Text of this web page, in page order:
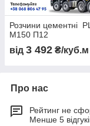
Розчини цементні
М150 П12
від 3 492 ₴/куб.м
Про нас
Рейтинг не
Менше 5